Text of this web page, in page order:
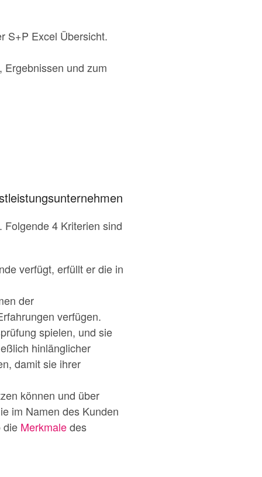
S+P Excel Übersicht.
Ergebnissen und zum
4 Kriterien sind
verfügt, erfüllt er die in
der
verfügen.
spielen, und sie
hinlänglicher
damit sie ihrer
können und über
im Namen des Kunden
die Merkmaledes